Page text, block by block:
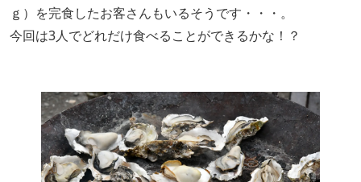
ｇ）を完食したお客さんもいるそうです・・・。
今回は3人でどれだけ食べることができるかな！？